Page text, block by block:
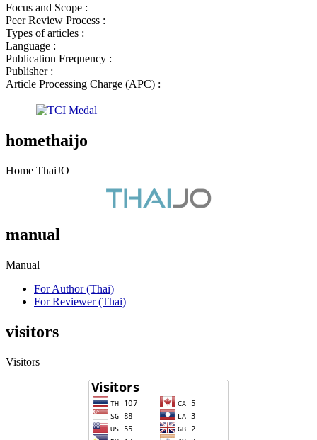
Focus and Scope :
Peer Review Process :
Types of articles :
Language :
Publication Frequency :
Publisher :
Article Processing Charge (APC) :
homethaijo
Home ThaiJO
manual
Manual
For Author (Thai)
For Reviewer (Thai)
visitors
Visitors